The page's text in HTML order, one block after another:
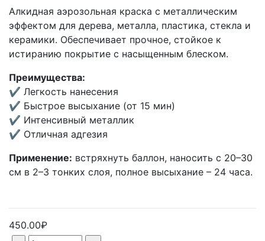
Алкидная аэрозольная краска с металлическим
эффектом для дерева, металла, пластика, стекла и
керамики. Обеспечивает прочное, стойкое к
истиранию покрытие с насыщенным блеском.
Преимущества:
✔ Легкость нанесения
✔ Быстрое высыхание (от 15 мин)
✔ Интенсивный металлик
✔ Отличная адгезия
Применение: встряхнуть баллон, наносить с 20–30
см в 2–3 тонких слоя, полное высыхание – 24 часа.
450.00₽